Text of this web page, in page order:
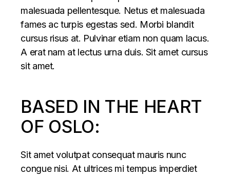
malesuada pellentesque. Netus et malesuada
fames ac turpis egestas sed. Morbi blandit
cursus risus at. Pulvinar etiam non quam lacus.
A erat nam at lectus urna duis. Sit amet cursus
sit amet.
BASED IN THE HEART
OF OSLO:
Sit amet volutpat consequat mauris nunc
congue nisi. At ultrices mi tempus imperdiet